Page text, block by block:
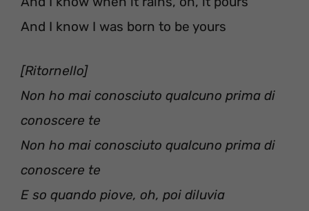
And I know I was born to be yours
[Ritornello]
Non ho mai conosciuto qualcuno prima di
conoscere te
Non ho mai conosciuto qualcuno prima di
conoscere te
E so quando piove, oh, poi diluvia